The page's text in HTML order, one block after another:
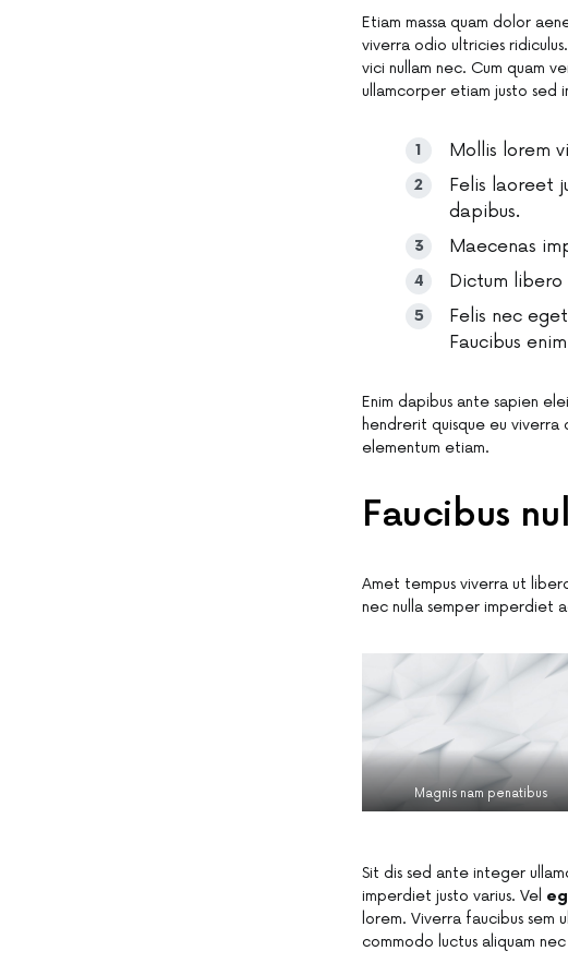
Etiam massa quam dolor
viverra odio ultricies
vici nullam nec. Cum quam
ullamcorper etiam justo sed
Mollis lorem
Felis laoreet
dapibus.
Maecenas
Dictum
Felis nec
Faucibus
Enim dapibus ante sapien
hendrerit quisque eu viverra
elementum etiam.
Faucibus
Amet tempus viverra ut
nec nulla semper imperdiet
Magnis nam penatibus
Sit dis sed ante integer
imperdiet justo varius. Vel
lorem. Viverra faucibus sem
commodo luctus aliquam